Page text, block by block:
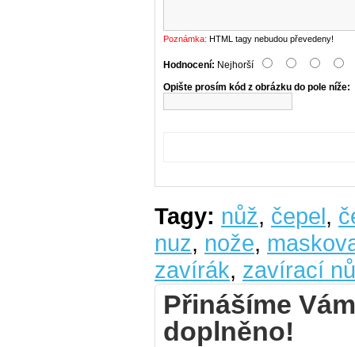
Poznámka: HTML tagy nebudou převedeny!
Hodnocení: Nejhorší
Opište prosím kód z obrázku do pole níže:
Tagy: nůž, čepel,
nuz, nože,
zavírák, zavírací
Přinášíme
doplněno!